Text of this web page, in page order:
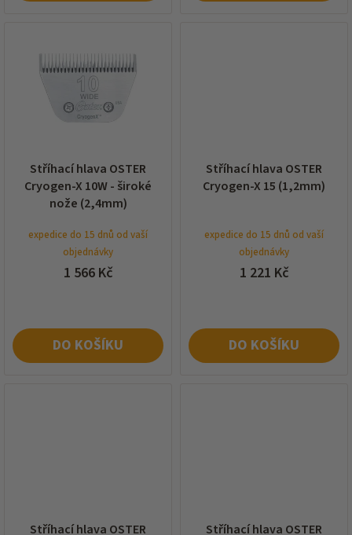
Stříhací hlava OSTER
Cryogen-X 10W - široké
nože (2,4mm)
expedice do 15 dnů od vaší
objednávky
1 566 Kč
DO KOŠÍKU
Stříhací hlava OSTER
Cryogen-X 15 (1,2mm)
expedice do 15 dnů od vaší
objednávky
1 221 Kč
DO KOŠÍKU
Stříhací hlava OSTER
Stříhací hlava OSTER